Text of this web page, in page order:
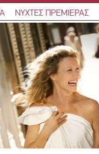
ΝΥΧΤΕΣ ΠΡΕΜΙΕΡΑΣ